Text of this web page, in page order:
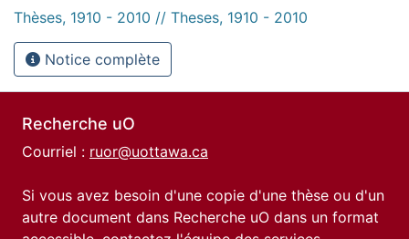
Thèses, 1910 - 2010 // Theses, 1910 - 2010
Notice complète
Recherche uO
Courriel : ruor@uottawa.ca
Si vous avez besoin d'une copie d'une thèse ou d'un
autre document dans Recherche uO dans un format